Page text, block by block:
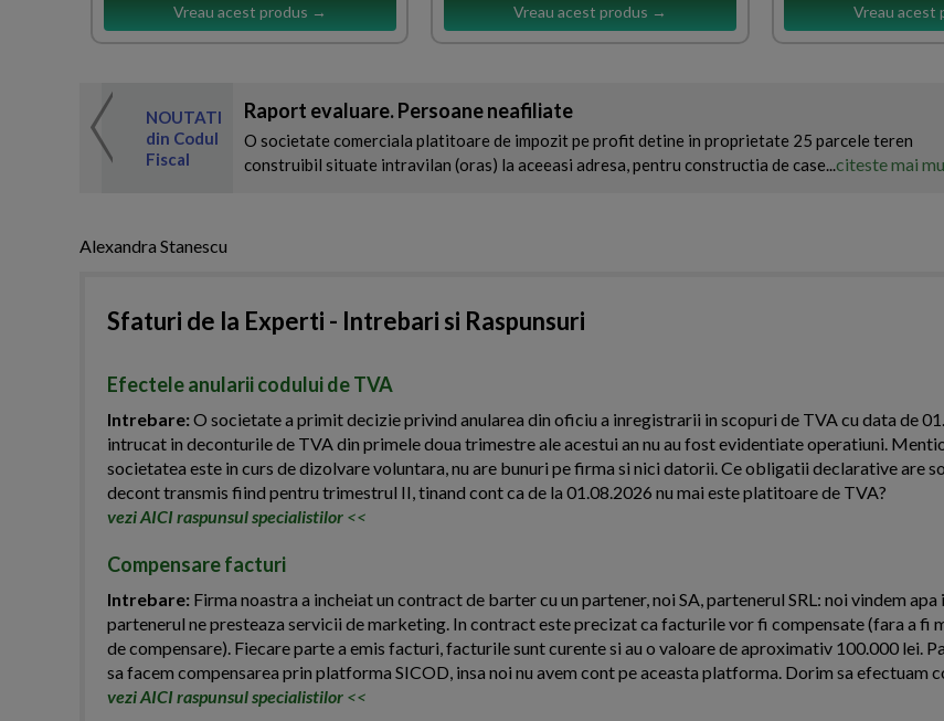
Vreau acest produs → Vreau acest produs → Vreau acest
NOUTATI
din Codul
Fiscal
Raport evaluare. Persoane neafiliate
O societate comerciala platitoare de impozit pe profit detine in proprietate 25 parcele teren
construibil situate intravilan (oras) la aceeasi adresa, pentru constructia de case...citeste mai
Alexandra Stanescu
Sfaturi de la Experti - Intrebari si Raspunsuri
Efectele anularii codului de TVA
Intrebare:O societate a primit decizie privind anularea din oficiu a inregistrarii in scopuri de TVA cu data de
intrucat in deconturile de TVA din primele doua trimestre ale acestui an nu au fost evidentiate operatiuni.
societatea este in curs de dizolvare voluntara, nu are bunuri pe firma si nici datorii. Ce obligatii declarative are
decont transmis fiind pentru trimestrul II, tinand cont ca de la 01.08.2026 nu mai este platitoare de TVA?
vezi AICI raspunsul specialistilor <<
Compensare facturi
Intrebare: Firma noastra a incheiat un contract de barter cu un partener, noi SA, partenerul SRL: noi vindem
partenerul ne presteaza servicii de marketing. In contract este precizat ca facturile vor fi compensate (fara a fi
de compensare). Fiecare parte a emis facturi, facturile sunt curente si au o valoare de aproximativ 100.000 lei.
sa facem compensarea prin platforma SICOD, insa noi nu avem cont pe aceasta platforma. Dorim sa efectuam
vezi AICI raspunsul specialistilor <<